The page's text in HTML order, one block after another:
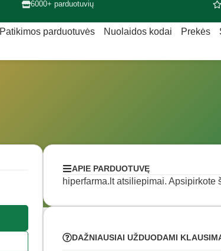
6000+ parduotuvių
Patikimos parduotuvės Nuolaidos kodai Prekės
APIE PARDUOTUVĘ
hiperfarma.lt atsiliepimai.
DAŽNIAUSIAI UŽDUODAMI